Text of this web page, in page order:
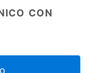
CON